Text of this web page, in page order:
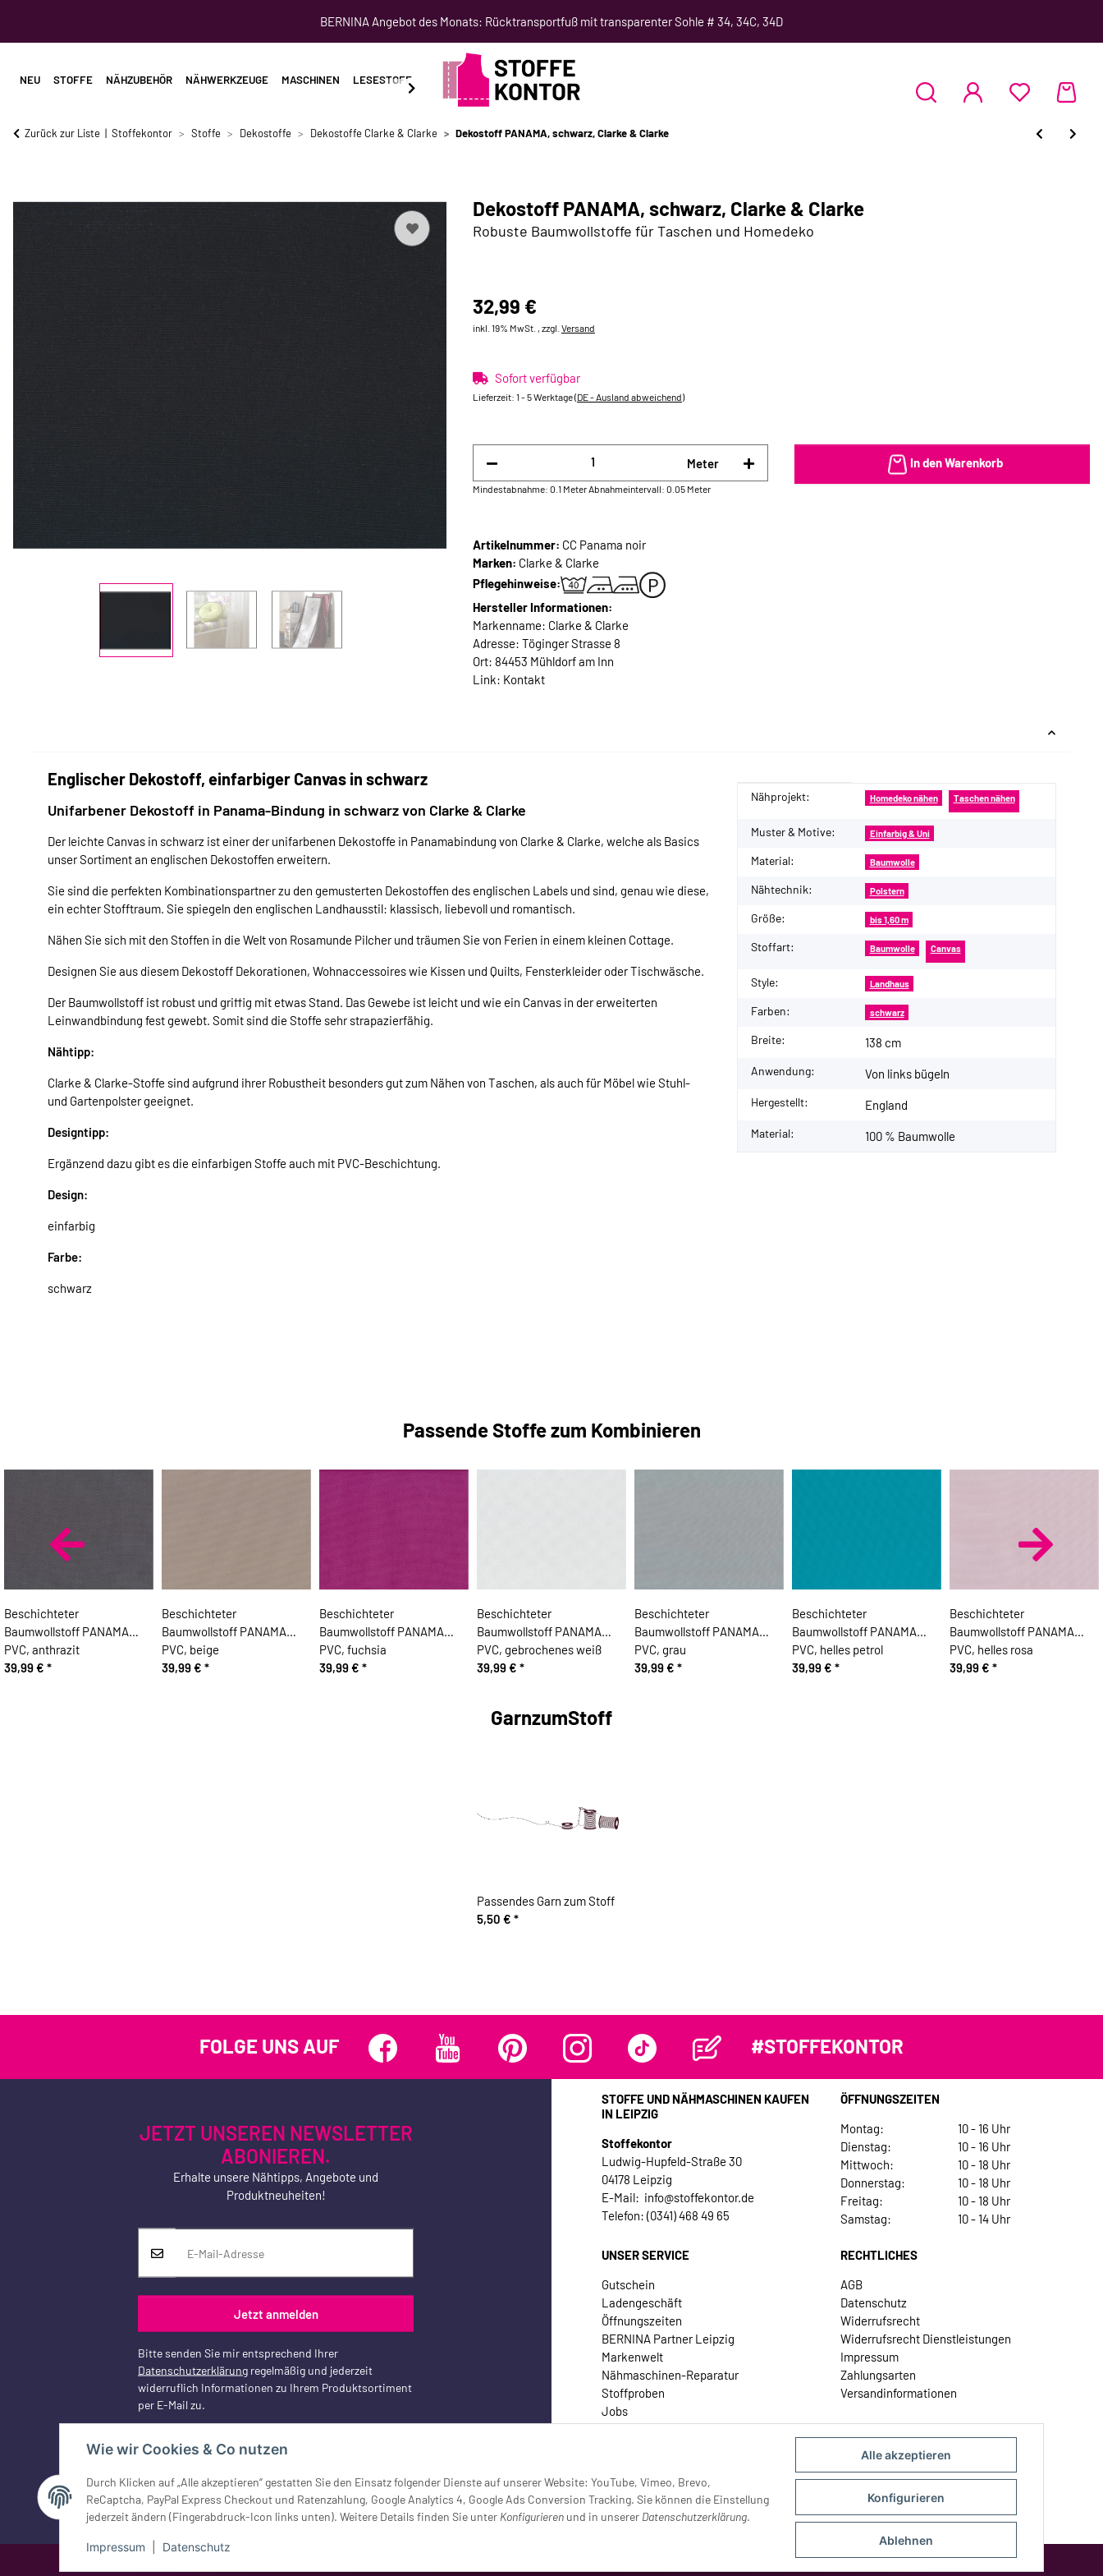
Alle akzeptieren
Konfigurieren
Ablehnen
Wie wir Cookies & Co nutzen
Durch Klicken auf „Alle akzeptieren“ gestatten Sie den Einsatz folgender Dienste auf unserer Website: YouTube, Vimeo, Brevo,
ReCaptcha, PayPal Express Checkout und Ratenzahlung, Google Analytics 4, Google Ads Conversion Tracking. Sie können die Einstellung
jederzeit ändern (Fingerabdruck-Icon links unten). Weitere Details finden Sie unter Konfigurieren und in unserer Datenschutzerklärung.
Impressum Datenschutz
BERNINA Angebot des Monats: Rücktransportfuß mit transparenter Sohle # 34, 34C, 34D
NEU STOFFE NÄHZUBEHÖR NÄHWERKZEUGE MASCHINEN LESESTOFF SCHNITTMUSTER NÄHKURSE
Zurück zur Liste Stoffekontor Stoffe Dekostoffe Dekostoffe Clarke & Clarke Dekostoff PANAMA, schwarz, Clarke & Clarke
Dekostoff PANAMA, schwarz, Clarke & Clarke
Robuste Baumwollstoffe für Taschen und Homedeko
32,99 €
inkl. 19% MwSt. , zzgl. Versand
Sofort verfügbar
Lieferzeit: 1 - 5 Werktage(DE - Ausland abweichend)
Meter
Mindestabnahme: 0.1 MeterAbnahmeintervall: 0.05 Meter
In den Warenkorb
Artikelnummer: CC Panama noir
Marken: Clarke & Clarke
Pflegehinweise:
Hersteller Informationen:
Markenname: Clarke & Clarke
Adresse: Töginger Strasse 8
Ort: 84453 Mühldorf am Inn
Link: Kontakt
Englischer Dekostoff, einfarbiger Canvas in schwarz
Unifarbener Dekostoff in Panama-Bindung in schwarz von Clarke & Clarke
Der leichte Canvas in schwarz ist einer der unifarbenen Dekostoffe in Panamabindung von Clarke & Clarke, welche als Basics
unser Sortiment an englischen Dekostoffen erweitern.
Sie sind die perfekten Kombinationspartner zu den gemusterten Dekostoffen des englischen Labels und sind, genau wie diese,
ein echter Stofftraum. Sie spiegeln den englischen Landhausstil: klassisch, liebevoll und romantisch.
Nähen Sie sich mit den Stoffen in die Welt von Rosamunde Pilcher und träumen Sie von Ferien in einem kleinen Cottage.
Designen Sie aus diesem Dekostoff Dekorationen, Wohnaccessoires wie Kissen und Quilts, Fensterkleider oder Tischwäsche.
Der Baumwollstoff ist robust und griffig mit etwas Stand. Das Gewebe ist leicht und wie ein Canvas in der erweiterten
Leinwandbindung fest gewebt. Somit sind die Stoffe sehr strapazierfähig.
Nähtipp:
Clarke & Clarke-Stoffe sind aufgrund ihrer Robustheit besonders gut zum Nähen von Taschen, als auch für Möbel wie Stuhl-
und Gartenpolster geeignet.
Designtipp:
Ergänzend dazu gibt es die einfarbigen Stoffe auch mit PVC-Beschichtung.
Design:
einfarbig
Farbe:
schwarz
Produkteigenschaft
Wert
Nähprojekt: Homedeko nähen Taschen nähen
Muster & Motive: Einfarbig & Uni
Material: Baumwolle
Nähtechnik: Polstern
Größe: bis 1,60 m
Stoffart: Baumwolle Canvas
Style: Landhaus
Farben: schwarz
Breite: 138 cm
Anwendung: Von links bügeln
Hergestellt: England
Material: 100 % Baumwolle
Passende Stoffe zum Kombinieren
Beschichteter
Baumwollstoff PANAMA
PVC, anthrazit
39,99 € *
Beschichteter
Baumwollstoff PANAMA
PVC, beige
39,99 € *
Beschichteter
Baumwollstoff PANAMA
PVC, fuchsia
39,99 € *
Beschichteter
Baumwollstoff PANAMA
PVC, gebrochenes weiß
39,99 € *
Beschichteter
Baumwollstoff PANAMA
PVC, grau
39,99 € *
Beschichteter
Baumwollstoff PANAMA
PVC, helles petrol
39,99 € *
Beschichteter
Baumwollstoff PANAMA
PVC, helles rosa
39,99 € *
GarnzumStoff
Passendes Garn zum Stoff
5,50 € *
FOLGE UNS AUF #STOFFEKONTOR
JETZT UNSEREN NEWSLETTER
ABONIEREN.
Erhalte unsere Nähtipps, Angebote und
Produktneuheiten!
Jetzt anmelden
Bitte senden Sie mir entsprechend Ihrer
Datenschutzerklärung regelmäßig und jederzeit
widerruflich Informationen zu Ihrem Produktsortiment
per E-Mail zu.
Vertrag widerrufen
STOFFE UND NÄHMASCHINEN KAUFEN
IN LEIPZIG
Stoffekontor
Ludwig-Hupfeld-Straße 30
04178 Leipzig
E-Mail: info@stoffekontor.de
Telefon: (0341) 468 49 65
ÖFFNUNGSZEITEN
Montag:
10 - 16 Uhr
Dienstag:
10 - 16 Uhr
Mittwoch:
10 - 18 Uhr
Donnerstag:
10 - 18 Uhr
Freitag:
10 - 18 Uhr
Samstag:
10 - 14 Uhr
UNSER SERVICE
Gutschein
Ladengeschäft
Öffnungszeiten
BERNINA Partner Leipzig
Markenwelt
Nähmaschinen-Reparatur
Stoffproben
Jobs
Kontakt
RECHTLICHES
AGB
Datenschutz
Widerrufsrecht
Widerrufsrecht Dienstleistungen
Impressum
Zahlungsarten
Versandinformationen